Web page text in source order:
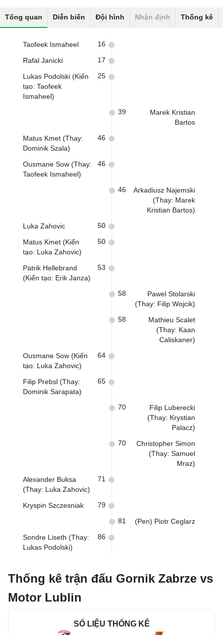
Tổng quan Diễn biến Đội hình Nhận định Thống kê
Taofeek Ismaheel 16
Rafal Janicki 17
Lukas Podolski (Kiến
tạo: Taofeek
Ismaheel)
25
Marek Kristian
Bartos
39
Matus Kmet (Thay:
Dominik Szala)
46
Ousmane Sow (Thay:
Taofeek Ismaheel)
46
Arkadiusz Najemski
(Thay: Marek
Kristian Bartos)
46
Luka Zahovic 50
Matus Kmet (Kiến
tạo: Luka Zahovic)
50
Patrik Hellebrand
(Kiến tạo: Erik Janza)
53
Pawel Stolarski
(Thay: Filip Wojcik)
58
Mathieu Scalet
(Thay: Kaan
Caliskaner)
58
Ousmane Sow (Kiến
tạo: Luka Zahovic)
64
Filip Prebsl (Thay:
Dominik Sarapata)
65
Filip Luberecki
(Thay: Krystian
Palacz)
70
Christopher Simon
(Thay: Samuel
Mraz)
70
Alexander Buksa
(Thay: Luka Zahovic)
71
Kryspin Szczesniak 79
(Pen) Piotr Ceglarz
81
Sondre Liseth (Thay:
Lukas Podolski)
86
Thống kê trận đấu Gornik Zabrze vs
Motor Lublin
SỐ LIỆU THỐNG KÊ